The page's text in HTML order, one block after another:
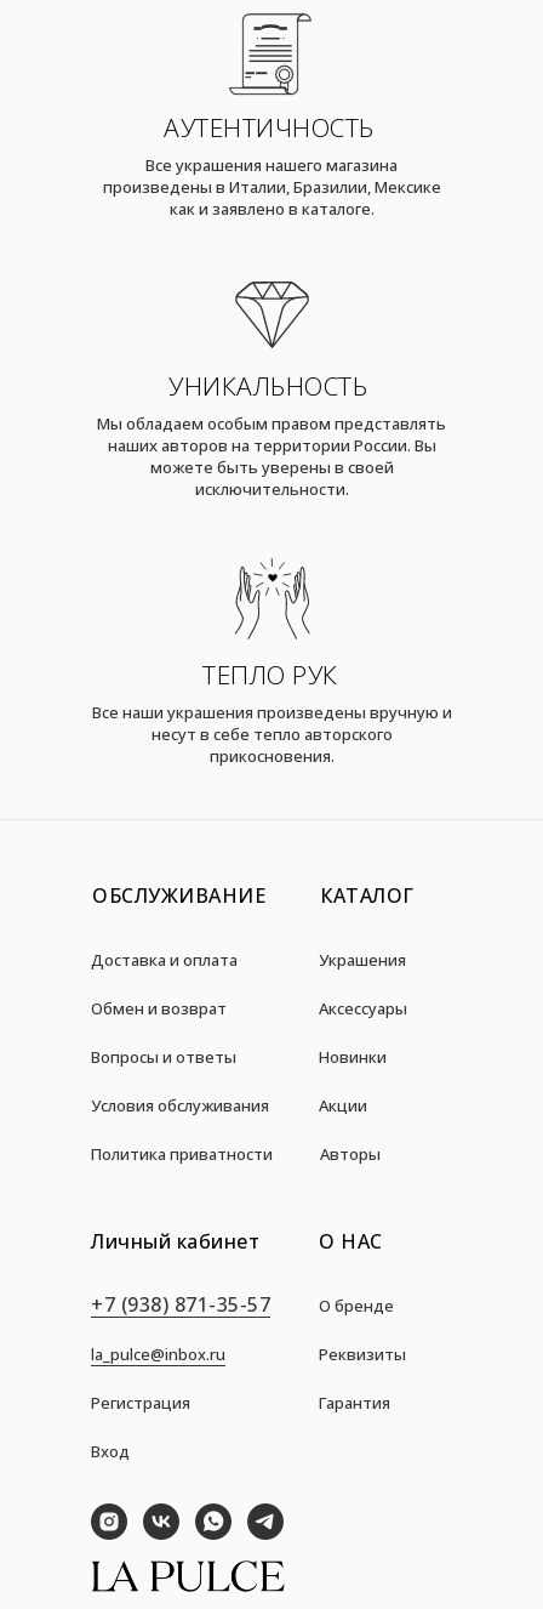
АУТЕНТИЧНОСТЬ
Все украшения нашего магазина
произведены в Италии, Бразилии, Мексике
как и заявлено в каталоге.
УНИКАЛЬНОСТЬ
Мы обладаем особым правом представлять
наших авторов на территории России. Вы
можете быть уверены в своей
исключительности.
ТЕПЛО РУК
Все наши украшения произведены вручную и
несут в себе тепло авторского
прикосновения.
ОБСЛУЖИВАНИЕ
Доставка и оплата
Обмен и возврат
Вопросы и ответы
КАТАЛОГ
Украшения
Аксессуары
Новинки
Акции
Условия обслуживания
Политика приватности
О НАС
О бренде
Авторы
Личный кабинет
Вход
+7 (938) 871-35-57
la_pulce@inbox.ru Реквизиты
Гарантия
Регистрация